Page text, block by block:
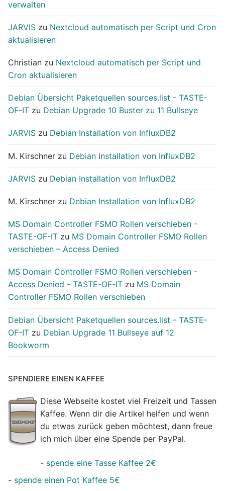
verwalten
JARVIS zu Nextcloud automatisch per Script und Cron
aktualisieren
Christian zu Nextcloud automatisch per Script und
Cron aktualisieren
Debian Übersicht Paketquellen sources.list - TASTE-
OF-IT zu Debian Upgrade 10 Buster zu 11 Bullseye
JARVIS zu Debian Installation von InfluxDB2
M. Kirschner zu Debian Installation von InfluxDB2
JARVIS zu Debian Installation von InfluxDB2
M. Kirschner zu Debian Installation von InfluxDB2
MS Domain Controller FSMO Rollen verschieben -
TASTE-OF-IT zu MS Domain Controller FSMO Rollen
verschieben – Access Denied
MS Domain Controller FSMO Rollen verschieben -
Access Denied - TASTE-OF-IT zu MS Domain
Controller FSMO Rollen verschieben
Debian Übersicht Paketquellen sources.list - TASTE-
OF-IT zu Debian Upgrade 11 Bullseye auf 12
Bookworm
SPENDIERE EINEN KAFFEE
Diese Webseite kostet viel Freizeit und Tassen
Kaffee. Wenn dir die Artikel helfen und wenn
du etwas zurück geben möchtest, dann freue
ich mich über eine Spende per PayPal.
- spende eine Tasse Kaffee 2€
- spende einen Pot Kaffee 5€